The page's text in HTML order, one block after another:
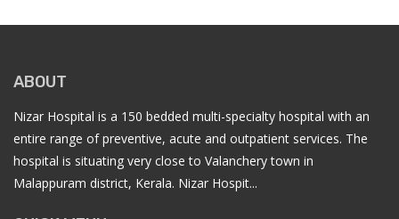
ABOUT
Nizar Hospital is a 150 bedded multi-specialty hospital with an
entire range of preventive, acute and outpatient services. The
hospital is situating very close to Valanchery town in
Malappuram district, Kerala. Nizar Hospit...